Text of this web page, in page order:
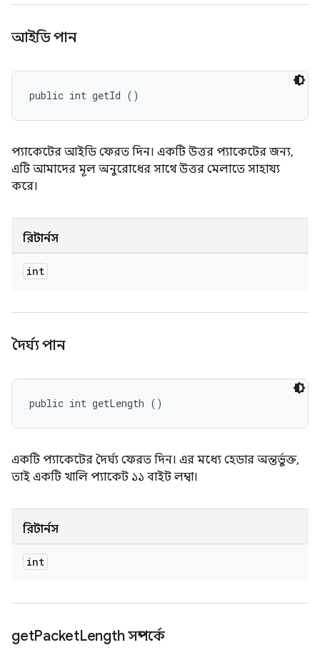
আইডি পান
public int getId ()
প্যাকেটের আইডি ফেরত দিন। একটি উত্তর প্যাকেটের জন্য,
এটি আমাদের মূল অনুরোধের সাথে উত্তর মেলাতে সাহায্য
করে।
রিটার্নস
int
দৈর্ঘ্য পান
public int getLength ()
একটি প্যাকেটের দৈর্ঘ্য ফেরত দিন। এর মধ্যে হেডার অন্তর্ভুক্ত,
তাই একটি খালি প্যাকেট ১১ বাইট লম্বা।
রিটার্নস
int
getPacketLength সম্পর্কে